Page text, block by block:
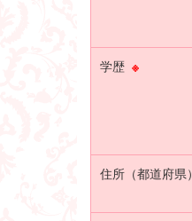
学歴 ※
住所（都道府県）